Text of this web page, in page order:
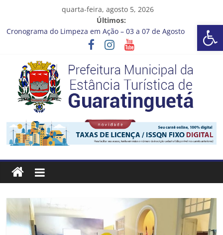
Barra de Ferramentas Aberta
quarta-feira, agosto 5, 2026
Últimos:
Cronograma do Limpeza em Ação – 03 a 07 de Agosto
Prefeitura de Guaratinguetá entrega revitalização da Praça
Vem conferir como nossos alunos estão ainda mais lindos!
CRONOGRAMA DE LAVAGEM E LIMPEZA DOS RESERVATÓRIOS
Guaratinguetá se destaca em competições esportivas da
região
Prefeitura
Estância
Turística
Guaratinguetá
Prefeitura